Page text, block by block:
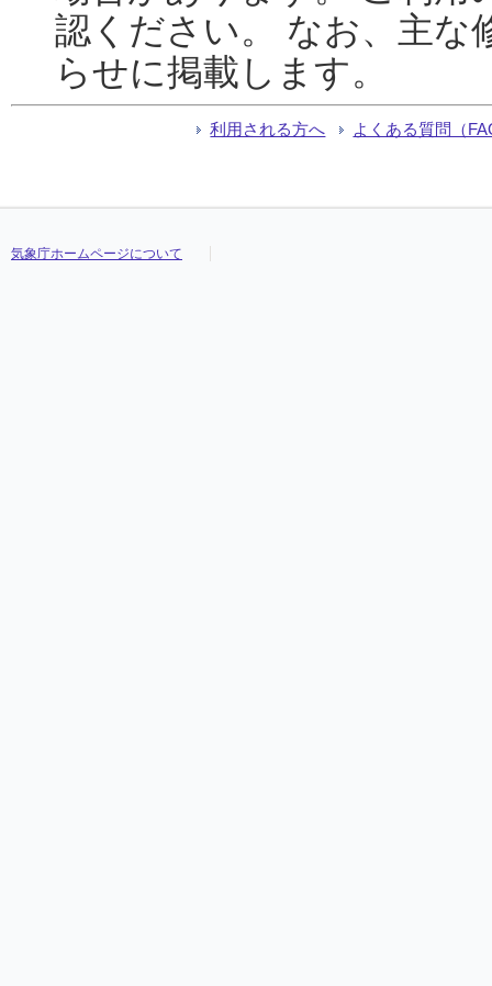
認ください。 なお、主な
らせに掲載します。
利用される方へ よくある質問（
気象庁ホームページについて